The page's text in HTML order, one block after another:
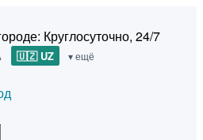
Круглосуточно, 24/7
🇺🇿 UZ ▾ ещё